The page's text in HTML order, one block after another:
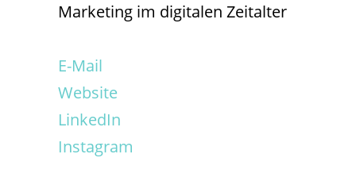
Marketing im digitalen Zeitalter
E-Mail
Website
LinkedIn
Instagram